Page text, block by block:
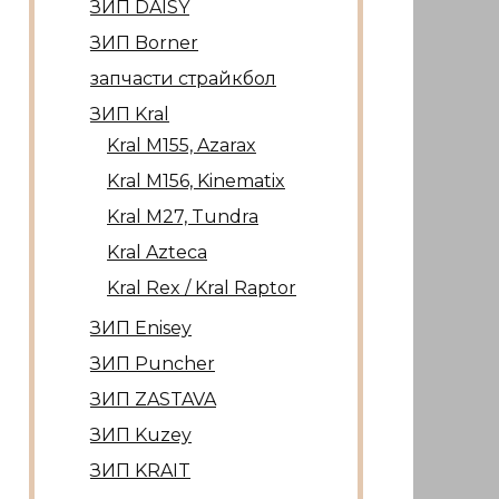
ЗИП DAISY
ЗИП Borner
запчасти страйкбол
ЗИП Kral
Kral М155, Azarax
Kral М156, Kinematix
Kral М27, Tundra
Kral Azteca
Kral Rex / Kral Raptor
ЗИП Enisey
ЗИП Puncher
ЗИП ZASTAVA
ЗИП Kuzey
ЗИП KRAIT